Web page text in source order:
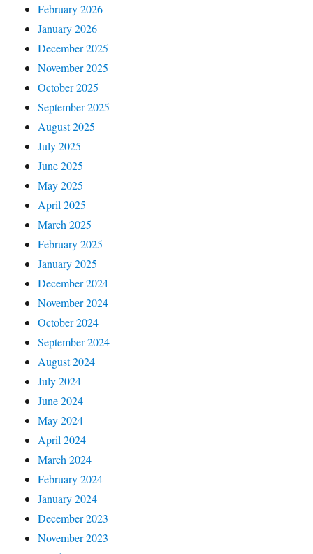
February 2026
January 2026
December 2025
November 2025
October 2025
September 2025
August 2025
July 2025
June 2025
May 2025
April 2025
March 2025
February 2025
January 2025
December 2024
November 2024
October 2024
September 2024
August 2024
July 2024
June 2024
May 2024
April 2024
March 2024
February 2024
January 2024
December 2023
November 2023